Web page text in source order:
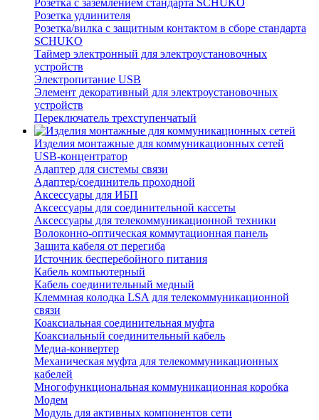
Розетка с заземлением стандарта SCHUKO
Розетка удлинителя
Розетка/вилка с защитным контактом в сборе стандарта
SCHUKO
Таймер электронный для электроустановочных
устройств
Электропитание USB
Элемент декоративный для электроустановочных
устройств
Переключатель трехступенчатый
Изделия монтажные для коммуникационных сетей
USB-концентратор
Адаптер для системы связи
Адаптер/соединитель проходной
Аксессуары для ИБП
Аксессуары для соединительной кассеты
Аксессуары для телекоммуникационной техники
Волоконно-оптическая коммутационная панель
Защита кабеля от перегиба
Источник бесперебойного питания
Кабель компьютерный
Кабель соединительный медный
Клеммная колодка LSA для телекоммуникационной
связи
Коаксиальная соединительная муфта
Коаксиальный соединительный кабель
Медиа-конвертер
Механическая муфта для телекоммуникационных
кабелей
Многофункциональная коммуникационная коробка
Модем
Модуль для активных компонентов сети